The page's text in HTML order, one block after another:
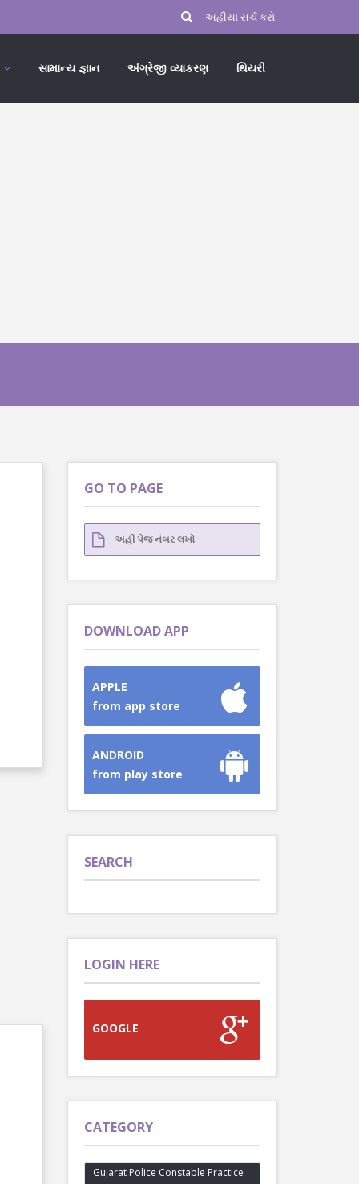
સામાન્ય જ્ઞાન અંગ્રેજી વ્યાકરણ થિયરી
GO TO PAGE
DOWNLOAD APP
APPLE
from app store
ANDROID
from play store
SEARCH
LOGIN HERE
GOOGLE
CATEGORY
Gujarat Police Constable Practice